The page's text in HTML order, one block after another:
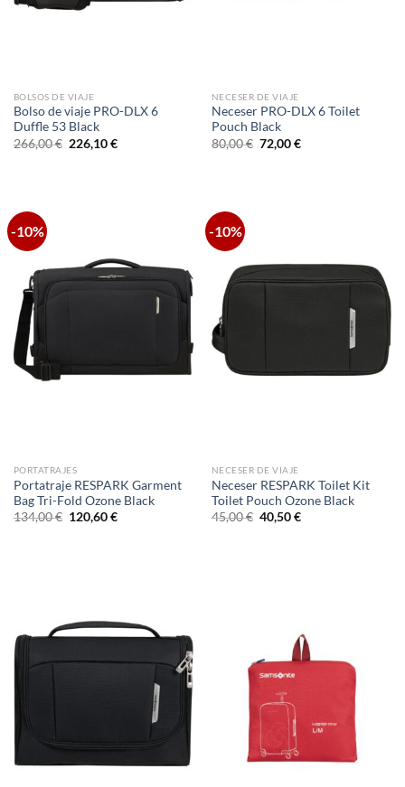
BOLSOS DE VIAJE
Bolso de viaje PRO-DLX 6
Duffle 53 Black
266,00€ El
precio
226,10€El
NECESER DE VIAJE
Neceser PRO-DLX 6 Toilet
Pouch Black
80,00€ El
precio
72,00€El
-10%
PORTATRAJES
Portatraje RESPARK Garment
Bag Tri-Fold Ozone Black
134,00€ El
precio
120,60€El
-10%
NECESER DE VIAJE
Neceser RESPARK Toilet Kit
Toilet Pouch Ozone Black
45,00€ El
precio
40,50€El